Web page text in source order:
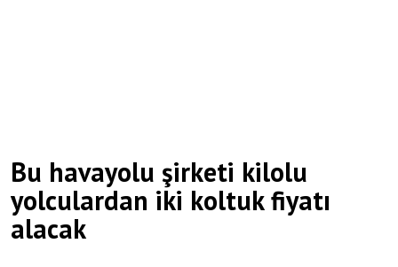
Bu havayolu şirketi kilolu
yolculardan iki koltuk fiyatı
alacak